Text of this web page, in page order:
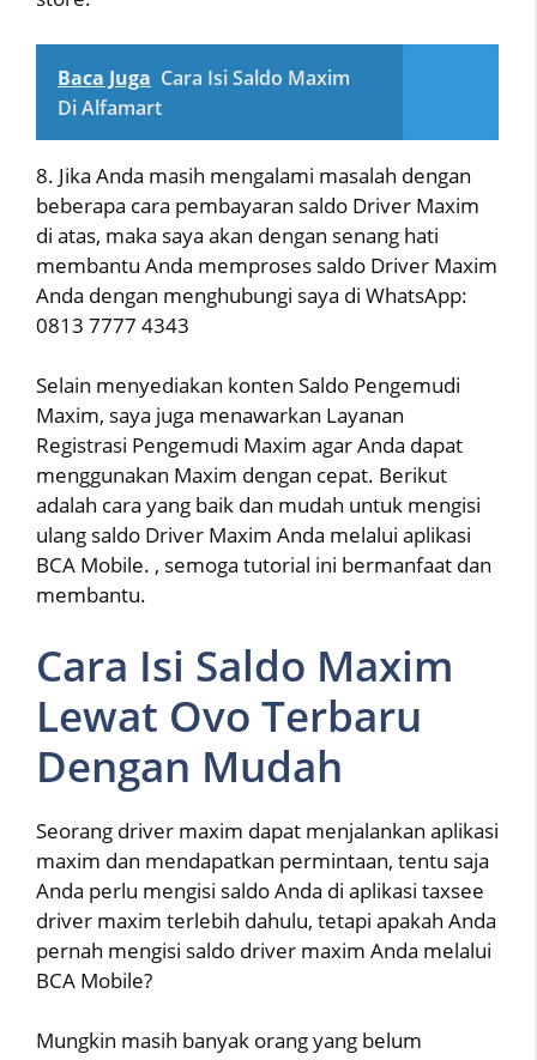
Baca Juga Cara Isi Saldo Maxim
Di Alfamart
8. Jika Anda masih mengalami masalah dengan
beberapa cara pembayaran saldo Driver Maxim
di atas, maka saya akan dengan senang hati
membantu Anda memproses saldo Driver Maxim
Anda dengan menghubungi saya di WhatsApp:
0813 7777 4343
Selain menyediakan konten Saldo Pengemudi
Maxim, saya juga menawarkan Layanan
Registrasi Pengemudi Maxim agar Anda dapat
menggunakan Maxim dengan cepat. Berikut
adalah cara yang baik dan mudah untuk mengisi
ulang saldo Driver Maxim Anda melalui aplikasi
BCA Mobile. , semoga tutorial ini bermanfaat dan
membantu.
Cara Isi Saldo Maxim
Lewat Ovo Terbaru
Dengan Mudah
Seorang driver maxim dapat menjalankan aplikasi
maxim dan mendapatkan permintaan, tentu saja
Anda perlu mengisi saldo Anda di aplikasi taxsee
driver maxim terlebih dahulu, tetapi apakah Anda
pernah mengisi saldo driver maxim Anda melalui
BCA Mobile?
Mungkin masih banyak orang yang belum